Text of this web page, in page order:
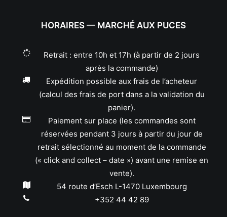
HORAIRES — MARCHÉ AUX PUCES
Retrait : entre 10h et 17h (à partir de 2 jours
après la commande)
Expédition possible aux frais de l’acheteur
(calcul des frais de port dans a la validation du
panier).
Paiement sur place (les commandes sont
réservées pendant 3 jours à partir du jour de
retrait sélectionné au moment de la commande
(« click and collect – date ») avant une remise en
vente).
54 route d’Esch L-1470 Luxembourg
+352 44 42 89